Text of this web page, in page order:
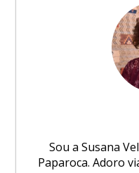
Sou a Susana
Paparoca. Adoro